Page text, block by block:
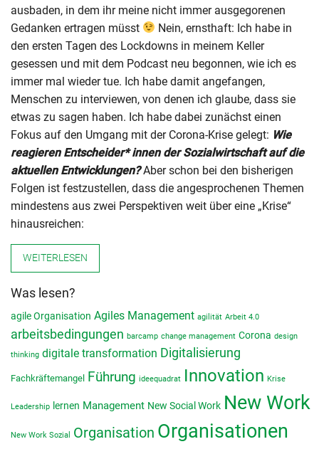
ausbaden, in dem ihr meine nicht immer ausgegorenen
Gedanken ertragen müsst
Nein, ernsthaft: Ich habe in
den ersten Tagen des Lockdowns in meinem Keller
gesessen und mit dem Podcast neu begonnen, wie ich es
immer mal wieder tue. Ich habe damit angefangen,
Menschen zu interviewen, von denen ich glaube, dass sie
etwas zu sagen haben. Ich habe dabei zunächst einen
Fokus auf den Umgang mit der Corona-Krise gelegt: Wie
reagieren Entscheider* innen der Sozialwirtschaft auf die
aktuellen Entwicklungen?Aber schon bei den bisherigen
Folgen ist festzustellen, dass die angesprochenen Themen
mindestens aus zwei Perspektiven weit über eine „Krise“
hinausreichen:
WEITERLESEN
Was lesen?
agile Organisation Agiles Management agilität Arbeit 4.0
arbeitsbedingungen barcamp change management Corona design
thinking digitale transformation Digitalisierung
Fachkräftemangel Führung ideequadrat Innovation Krise
Leadership lernen Management New Social Work New Work
New Work Sozial Organisation Organisationen